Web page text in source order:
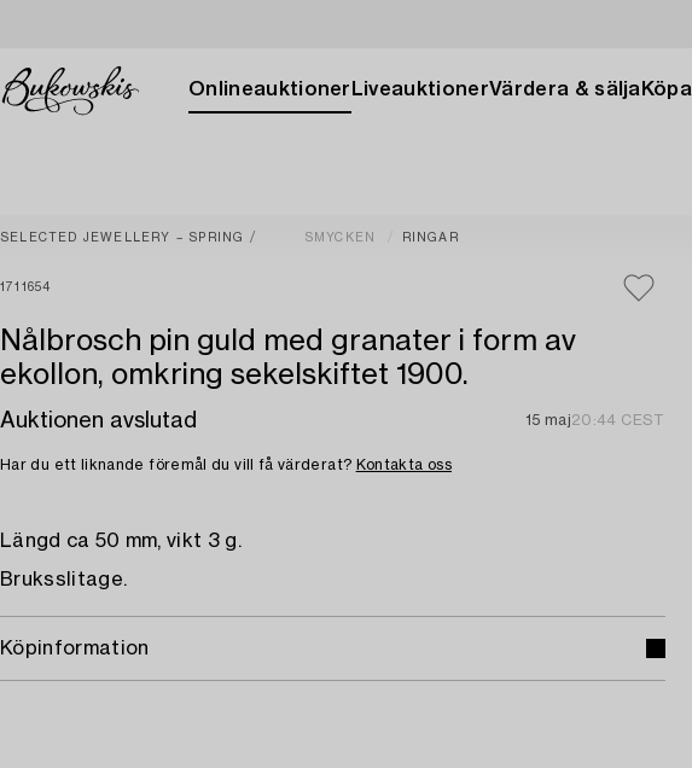
Onlineauktioner LiveauktionerVärdera & sälja Köpa
SELECTED JEWELLERY – SPRING SMYCKEN RINGAR
1711654
Nålbrosch pin guld med granater i form av
ekollon, omkring sekelskiftet 1900.
Auktionen avslutad 15 maj20:44 CEST
Har du ett liknande föremål du vill få värderat? Kontakta oss
Längd ca 50 mm, vikt 3 g.
Bruksslitage.
Köpinformation